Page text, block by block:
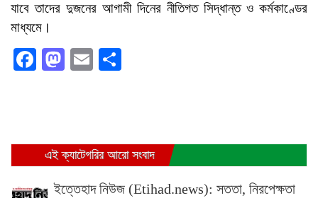
যাবে তাদের দুজনের আগামী দিনের নীতিগত সিদ্ধান্ত ও কর্মকাণ্ডের
মাধ্যমে।
Facebook
Mastodon
Email
এই ক্যাটেগরির আরো সংবাদ
ইত্তেহাদ নিউজ (Etihad.news): সততা, নিরপেক্ষতা